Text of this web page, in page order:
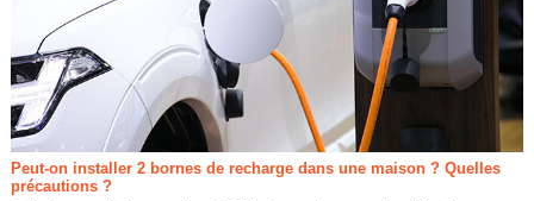
Peut-on installer 2 bornes de recharge dans une maison ? Quelles
précautions ?